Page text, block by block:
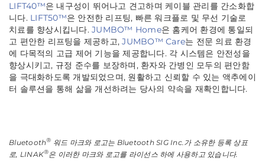
LIFT40™은 내구성이 뛰어나고 견고하며 케이블 관리를 간소화합
니다. LIFT50™은 안전한 리프팅, 빠른 워크플로 및 무선 기술로
치료를 향상시킵니다. JUMBO™ Home은 홈케어 환경에 통일되
고 편안한 리프팅을 제공하고,JUMBO™ Care는 전문 의료 환경
에 다목적의 고급 제어 기능을 제공합니다. 각 시스템은 안전성을
향상시키고, 규정 준수를 보장하며, 환자와 간병인 모두의 편안함
을 극대화하도록 개발되었으며, 원활하고 신뢰할 수 있는 액추에이
터 솔루션을 통해 삶을 개선하려는 당사의 약속을 재확인합니다.
Bluetooth® 워드 마크와 로고는 Bluetooth SIG Inc.가 소유한 등록 상표
로, LINAK®은 이러한 마크와 로고를 라이선스 하에 사용하고 있습니다.